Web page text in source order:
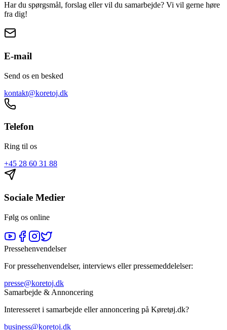
Har du spørgsmål, forslag eller vil du samarbejde? Vi vil gerne høre
fra dig!
E-mail
Send os en besked
kontakt@koretoj.dk
Telefon
Ring til os
+45 28 60 31 88
Sociale Medier
Følg os online
Pressehenvendelser
For pressehenvendelser, interviews eller pressemeddelelser:
presse@koretoj.dk
Samarbejde & Annoncering
Interesseret i samarbejde eller annoncering på Køretøj.dk?
business@koretoj.dk